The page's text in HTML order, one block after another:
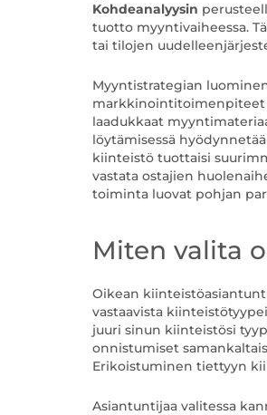
Kohdeanalyysin
tuotto myyntivaiheessa.
tai tilojen
Myyntistrategian
markkinointitoimenpiteet
laadukkaat
löytämisessä
kiinteistö tuottaisi
vastata ostajien
toiminta luovat pohjan
Miten valita
Oikean
vastaavista
juuri sinun kiinteistösi
onnistumiset
Erikoistuminen tiettyyn
Asiantuntijaa valitessa